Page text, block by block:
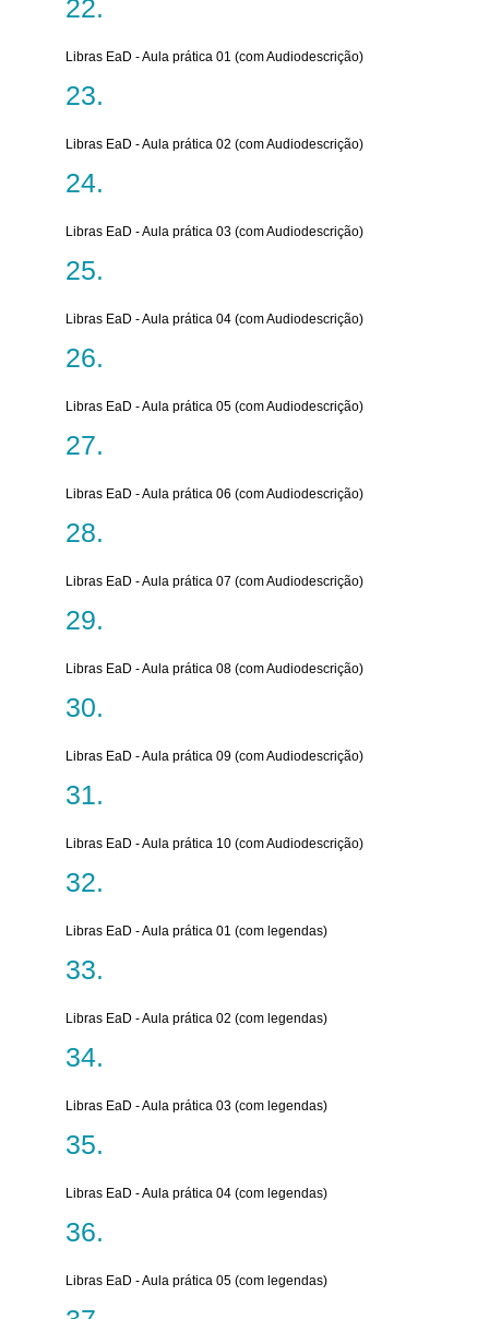
Libras EaD - Aula prática 01 (com Audiodescrição)
Libras EaD - Aula prática 02 (com Audiodescrição)
Libras EaD - Aula prática 03 (com Audiodescrição)
Libras EaD - Aula prática 04 (com Audiodescrição)
Libras EaD - Aula prática 05 (com Audiodescrição)
Libras EaD - Aula prática 06 (com Audiodescrição)
Libras EaD - Aula prática 07 (com Audiodescrição)
Libras EaD - Aula prática 08 (com Audiodescrição)
Libras EaD - Aula prática 09 (com Audiodescrição)
Libras EaD - Aula prática 10 (com Audiodescrição)
Libras EaD - Aula prática 01 (com legendas)
Libras EaD - Aula prática 02 (com legendas)
Libras EaD - Aula prática 03 (com legendas)
Libras EaD - Aula prática 04 (com legendas)
Libras EaD - Aula prática 05 (com legendas)